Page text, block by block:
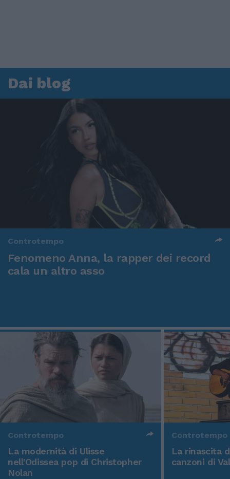
Dai blog
Controtempo
Fenomeno Anna, la rapper dei record
cala un altro asso
Controtempo
La modernità di Ulisse
nell'Odissea pop di Christopher
Nolan
Controtempo
La rinascita
canzoni di